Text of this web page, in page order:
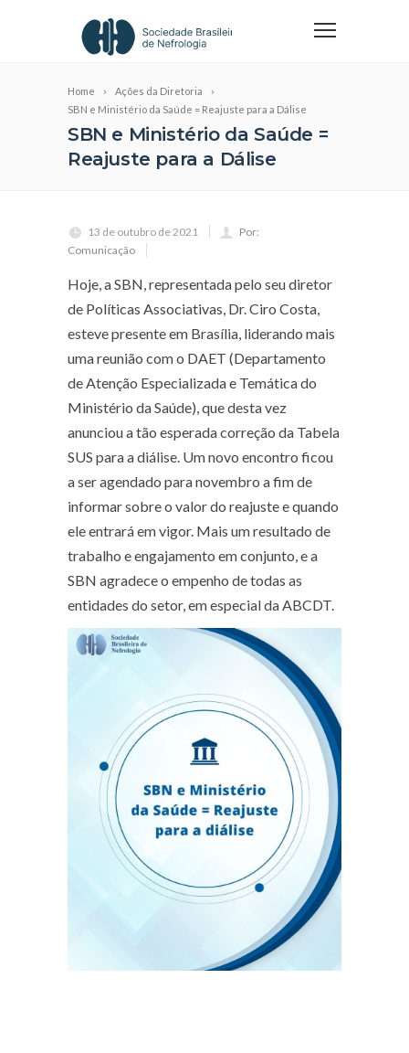
Home
Ações da Diretoria
SBN e Ministério da Saúde = Reajuste para a Dálise
SBN e Ministério da Saúde =
Reajuste para a Dálise
13 de outubro de 2021
Por:
Comunicação
Hoje, a SBN, representada pelo seu diretor
de Políticas Associativas, Dr. Ciro Costa,
esteve presente em Brasília, liderando mais
uma reunião com o DAET (Departamento
de Atenção Especializada e Temática do
Ministério da Saúde), que desta vez
anunciou a tão esperada correção da Tabela
SUS para a diálise. Um novo encontro ficou
a ser agendado para novembro a fim de
informar sobre o valor do reajuste e quando
ele entrará em vigor. Mais um resultado de
trabalho e engajamento em conjunto, e a
SBN agradece o empenho de todas as
entidades do setor, em especial da ABCDT.